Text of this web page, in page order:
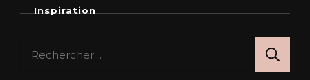
Inspiration